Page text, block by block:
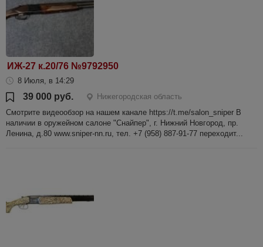
ИЖ-27 к.20/76 №9792950
8 Июля, в 14:29
39 000 руб.
Нижегородская область
Смотрите видеообзор на нашем канале https://t.me/salon_sniper В
наличии в оружейном салоне "Снайпер", г. Нижний Новгород, пр.
Ленина, д.80 www.sniper-nn.ru, тел. +7 (958) 887-91-77 переходит...